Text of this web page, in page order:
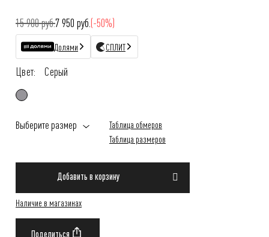
15 900 руб.7 950 руб.(-50%)
Долями СПЛИТ
Цвет: Серый
Выберите размер
Таблица обмеров
Таблица размеров
Добавить в корзину
Наличие в магазинах